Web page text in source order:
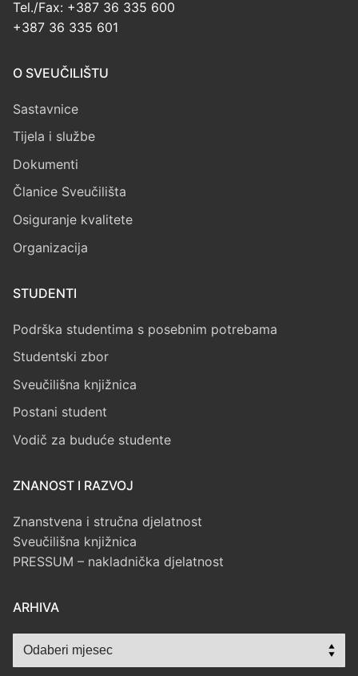
Tel./Fax: +387 36 335 600
+387 36 335 601
O SVEUČILIŠTU
Sastavnice
Tijela i službe
Dokumenti
Članice Sveučilišta
Osiguranje kvalitete
Organizacija
STUDENTI
Podrška studentima s posebnim potrebama
Studentski zbor
Sveučilišna knjižnica
Postani student
Vodič za buduće studente
ZNANOST I RAZVOJ
Znanstvena i stručna djelatnost
Sveučilišna knjižnica
PRESSUM – nakladnička djelatnost
ARHIVA
Arhiva